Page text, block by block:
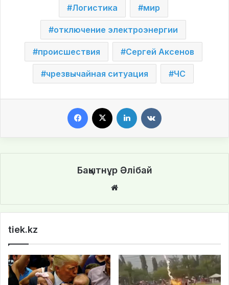
Логистика мир
отключение электроэнергии
происшествия Сергей Аксенов
чрезвычайная ситуация ЧС
Бақытнұр Әлібай
te
tiek.kz